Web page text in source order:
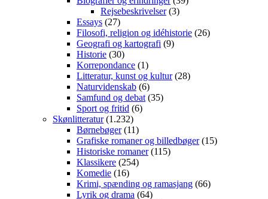
Rejsebeskrivelser(3)
Essays (27)
Filosofi, religion og idéhistorie (26)
Geografi og kartografi (9)
Historie (30)
Korrepondance (1)
Litteratur, kunst og kultur(28)
Naturvidenskab (6)
Samfund og debat (35)
Sport og fritid (6)
Skønlitteratur(1.232)
Børnebøger(11)
Grafiske romaner og billedbøger(15)
Historiske romaner(115)
Klassikere (254)
Komedie (16)
Krimi, spænding og ramasjang (66)
Lyrik og drama (64)